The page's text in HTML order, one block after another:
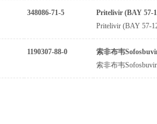
348086-71-5
Pritelivir (BAY 57-
Pritelivir (BAY 57-
1190307-88-0
索非布韦
索非布韦